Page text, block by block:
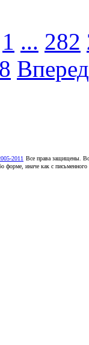
1 ... 282
Вперед
2011 Все права защищены.
форме, иначе как с